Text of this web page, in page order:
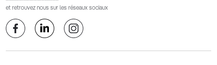
et retrouvez nous sur les réseaux sociaux